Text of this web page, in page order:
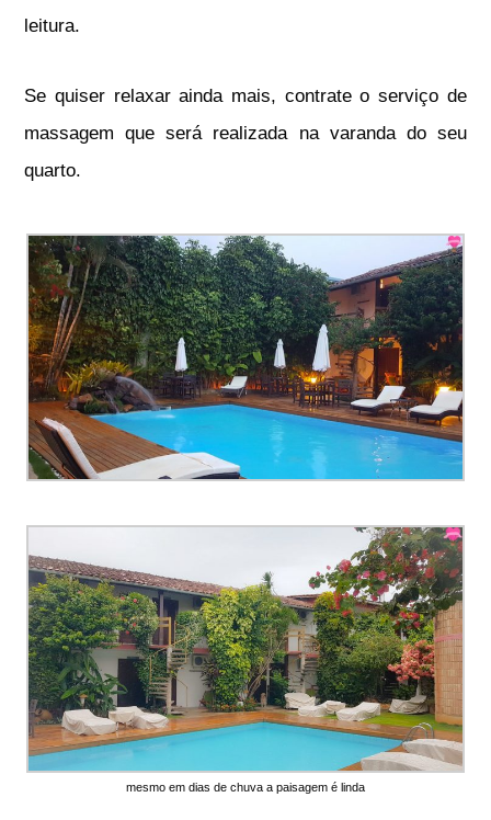
leitura.
Se quiser relaxar ainda mais, contrate o serviço de
massagem que será realizada na varanda do seu
quarto.
mesmo em dias de chuva a paisagem é linda